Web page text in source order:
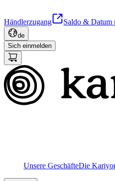
Händlerzugang Saldo & Datum
de
Sich einmelden
Unsere GeschäfteDie